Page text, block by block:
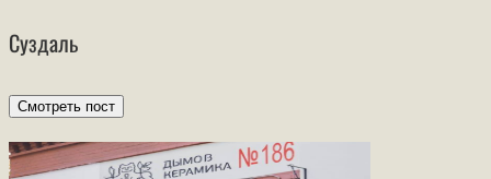
Суздаль
Смотреть пост